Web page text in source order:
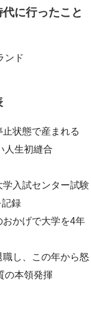
に行ったこと
ンド
状態で産まれる
人生初縫合
入試センター試験
記録
かげで大学を4年
し、この年から怒
の本領発揮